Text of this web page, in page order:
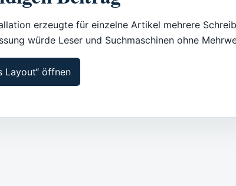
erzeugte für einzelne Artikel mehrere
würde Leser und Suchmaschinen ohne
Layout“ öffnen